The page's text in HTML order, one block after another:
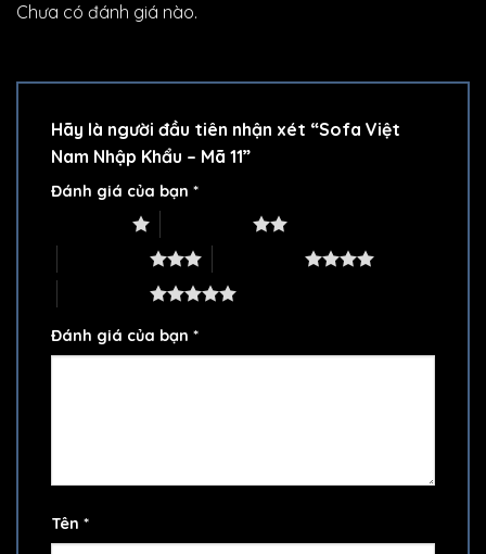
Chưa có đánh giá nào.
Hãy là người đầu tiên nhận xét “Sofa Việt
Nam Nhập Khẩu – Mã 11”
Đánh giá của bạn *
Đánh giá của bạn *
Tên *